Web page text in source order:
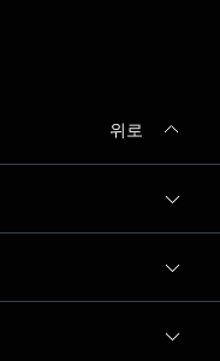
위로